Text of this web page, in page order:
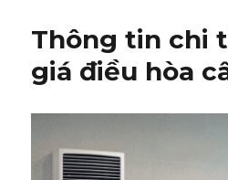
Thông tin chi
giá điều hòa